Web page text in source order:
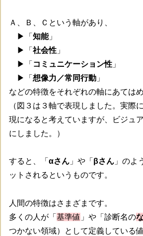
Ａ、Ｂ、Ｃという軸があり、
▶「知能」
▶「社会性 」
▶「 コミュニケーション性 」
▶「想像力／常同行動 」
などの特徴をそれぞれの軸にあてはめ
（図３は３軸で表現しました。実際
現になると考えていますが、ビジュ
にしました。）
すると、「αさん 」や「 βさん 」のよ
ットされるというものです。
人間の特徴はさまざまです。
多くの人が「基準値 」や「診断名の
つかない領域）として定義している値